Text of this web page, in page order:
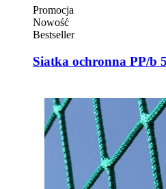
Promocja
Nowość
Bestseller
Siatka ochronna PP/b